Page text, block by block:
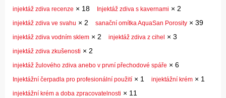
injektáž zdiva recenze × 18 Injektáž zdiva s kavernami × 2
injektáž zdiva ve svahu × 2 sanační omítka AquaSan Porosity × 39
injektáž zdiva vodním sklem × 2 injektáž zdiva z cihel × 3
injektáž zdiva zkušenosti × 2
injektáž žulového zdiva anebo v první přechodové spáře × 6
Injektážní čerpadla pro profesionální použití × 1 injektážní krém × 1
injektážní krém a doba zpracovatelnosti × 11